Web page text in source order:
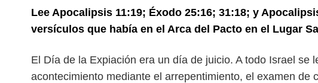
Lee Apocalipsis 11:19; Éxodo 25:16; 31:18; y
versículos que había en el Arca del Pacto en el Lugar
El Día de la Expiación era un día de juicio. A todo Israel se
acontecimiento mediante el arrepentimiento, el examen de